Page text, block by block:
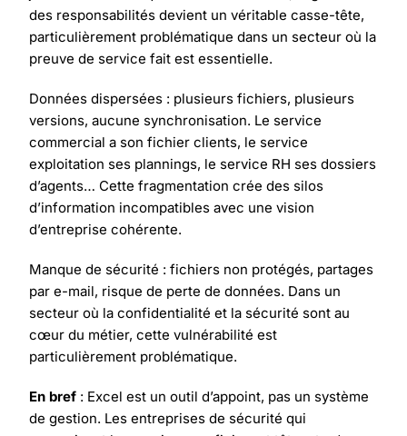
des responsabilités devient un véritable casse-tête,
particulièrement problématique dans un secteur où la
preuve de service fait est essentielle.
Données dispersées : plusieurs fichiers, plusieurs
versions, aucune synchronisation. Le service
commercial a son fichier clients, le service
exploitation ses plannings, le service RH ses dossiers
d’agents… Cette fragmentation crée des silos
d’information incompatibles avec une vision
d’entreprise cohérente.
Manque de sécurité : fichiers non protégés, partages
par e-mail, risque de perte de données. Dans un
secteur où la confidentialité et la sécurité sont au
cœur du métier, cette vulnérabilité est
particulièrement problématique.
En bref: Excel est un outil d’appoint, pas un système
de gestion. Les entreprises de sécurité qui